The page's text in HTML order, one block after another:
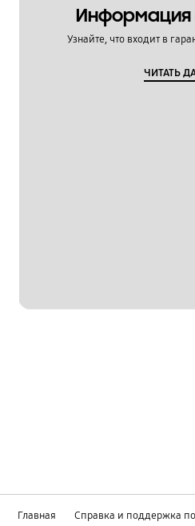
Информация
Узнайте, что входит в
ЧИТАТЬ
Главная Справка и поддержка